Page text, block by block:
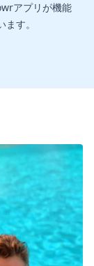
アプリが機能
す。